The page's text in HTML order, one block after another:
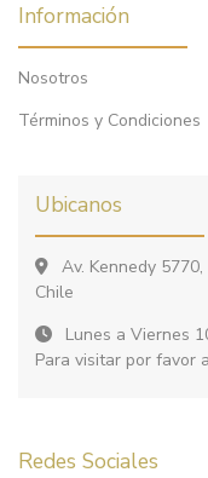
Información
Nosotros
Términos y Condiciones
Ubicanos
Av. Kennedy
Chile
Lunes a Viernes
Para visitar por favor
Redes Sociales